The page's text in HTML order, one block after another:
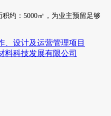
约：5000㎡，为业主预留足够
、设计及运营管理项目
料科技发展有限公司